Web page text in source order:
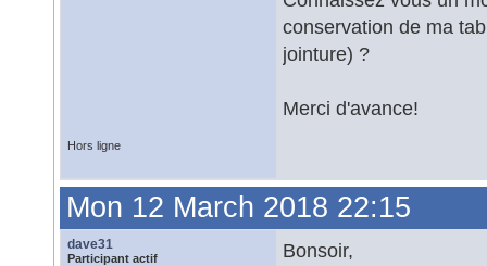
conservation de ma
jointure) ?
Merci d'avance!
Hors ligne
Mon 12 March 2018 22:15
dave31
Participant actif
Bonsoir,